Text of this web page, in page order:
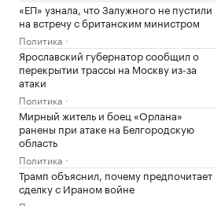
«ЕП» узнала, что Залужного не пустили
на встречу с британским министром
Политика
Ярославский губернатор сообщил о
перекрытии трассы на Москву из-за
атаки
Политика
Мирный житель и боец «Орлана»
ранены при атаке на Белгородскую
область
Политика
Трамп объяснил, почему предпочитает
сделку с Ираном войне